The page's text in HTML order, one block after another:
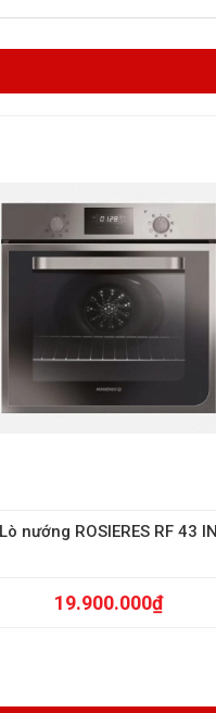
Lò nướng ROSIERES RF 43 IN
19.900.000₫